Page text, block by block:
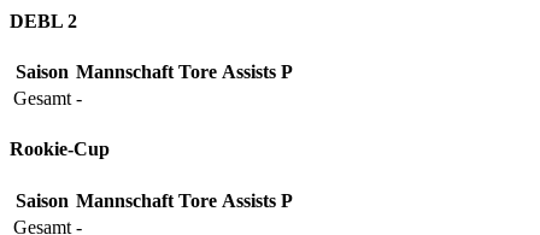
DEBL 2
Saison Mannschaft Tore Assists P
Gesamt -
Rookie-Cup
Saison Mannschaft Tore Assists P
Gesamt -